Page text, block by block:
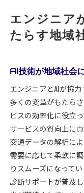
エンジニア
たらす地域
AI技術が地域社会
エンジニアとAIが協
多くの変革がもたら
ビスの効率化に役立
サービスの質向上に
交通データの解析に
需要に応じて柔軟に
りスムーズになって
診断サポートが普及